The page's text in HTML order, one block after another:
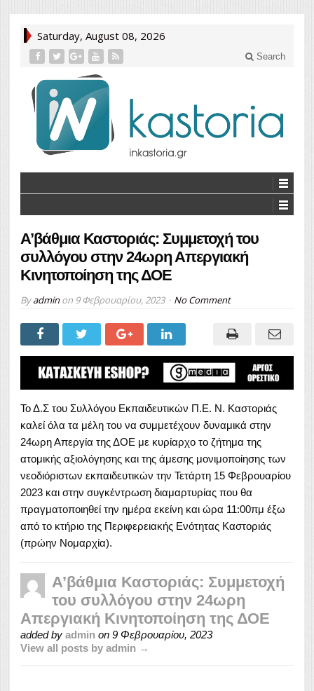
Saturday, August 08, 2026
Search
Α’βάθμια Καστοριάς: Συμμετοχή του
συλλόγου στην 24ωρη Απεργιακή
Κινητοποίηση της ΔΟΕ
Byadminon 9 Φεβρουαρίου, 2023 No Comment
Το Δ.Σ του Συλλόγου Εκπαιδευτικών Π.Ε. Ν. Καστοριάς
καλεί όλα τα μέλη του να συμμετέχουν δυναμικά στην
24ωρη Απεργία της ΔΟΕ με κυρίαρχο το ζήτημα της
ατομικής αξιολόγησης και της άμεσης μονιμοποίησης των
νεοδιόριστων εκπαιδευτικών την Τετάρτη 15 Φεβρουαρίου
2023 και στην συγκέντρωση διαμαρτυρίας που θα
πραγματοποιηθεί την ημέρα εκείνη και ώρα 11:00πμ έξω
από το κτήριο της Περιφερειακής Ενότητας Καστοριάς
(πρώην Νομαρχία).
Α’βάθμια Καστοριάς: Συμμετοχή
του συλλόγου στην 24ωρη
Απεργιακή Κινητοποίηση της ΔΟΕ
added by admin on 9 Φεβρουαρίου, 2023
View all posts by admin →